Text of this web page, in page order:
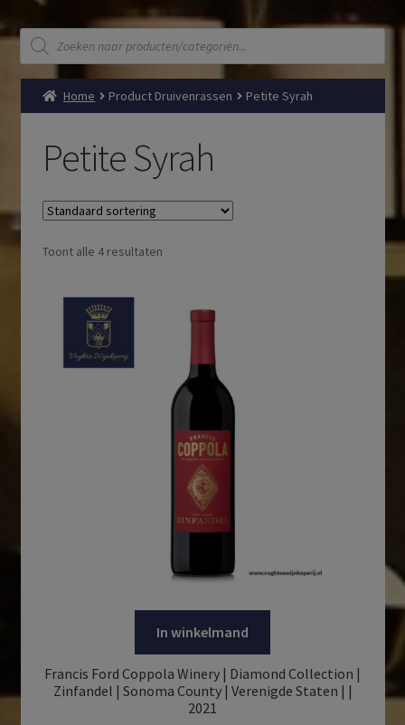
Producten
zoeken
Home Product Druivenrassen Petite Syrah
Petite Syrah
Toont alle 4 resultaten
In winkelmand
Francis Ford Coppola Winery | Diamond Collection |
Zinfandel | Sonoma County | Verenigde Staten | |
2021